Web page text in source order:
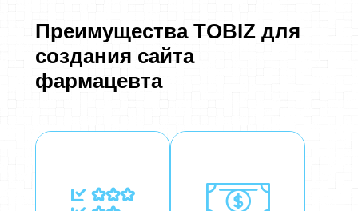
Преимущества TOBIZ для
создания сайта
фармацевта